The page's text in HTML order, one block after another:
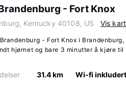
- Fort Knox
Kentucky 40108, US Vis kart
- Fort Knox i Brandenburg,
hjørnet og bare 3 minutter å kjøre til
31.4 km Wi-fi inkludert